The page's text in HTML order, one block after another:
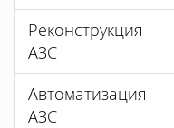
Реконструкция
АЗС
Автоматизация
АЗС